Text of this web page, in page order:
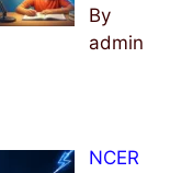
By
admin
NCER